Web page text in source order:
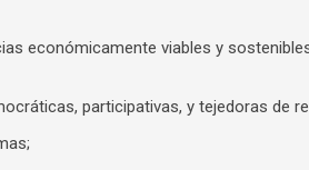
económicamente viables y
participativas, y tejedoras de